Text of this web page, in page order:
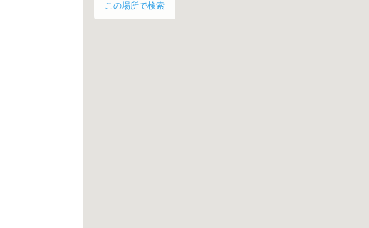
この場所で検索